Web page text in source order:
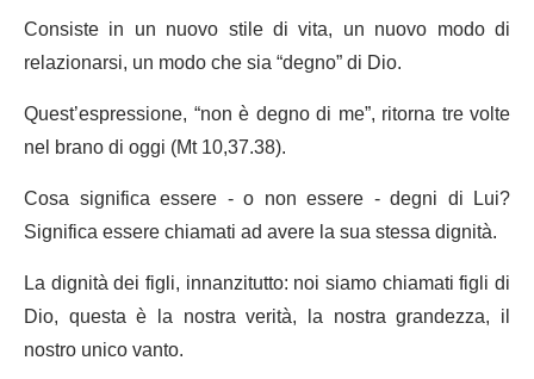
Consiste in un nuovo stile di vita, un nuovo modo di
relazionarsi, un modo che sia “degno” di Dio.
Quest’espressione, “non è degno di me”, ritorna tre volte
nel brano di oggi (Mt 10,37.38).
Cosa significa essere - o non essere - degni di Lui?
Significa essere chiamati ad avere la sua stessa dignità.
La dignità dei figli, innanzitutto: noi siamo chiamati figli di
Dio, questa è la nostra verità, la nostra grandezza, il
nostro unico vanto.